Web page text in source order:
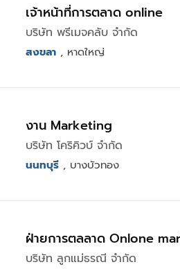
เจ้าหน้าที่การตลาด online
บริษัท พรีเมจคลับ จำกัด
สงขลา, หาดใหญ่
งาน Marketing
บริษัท โคริคิวบ์ จำกัด
นนทบุรี, บางบัวทอง
ฝ่ายการตลลาด Onlone
บริษัท ลูกแม่ธรณี จำกัด